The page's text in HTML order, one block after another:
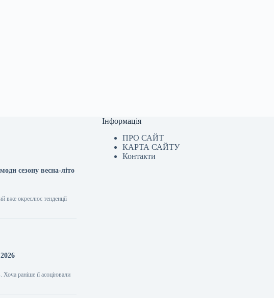
сезону весна-літо
вже окреслює тенденції
Хоча раніше її асоціювали
Інформація
ПРО САЙТ
КАРТА САЙТУ
Контакти